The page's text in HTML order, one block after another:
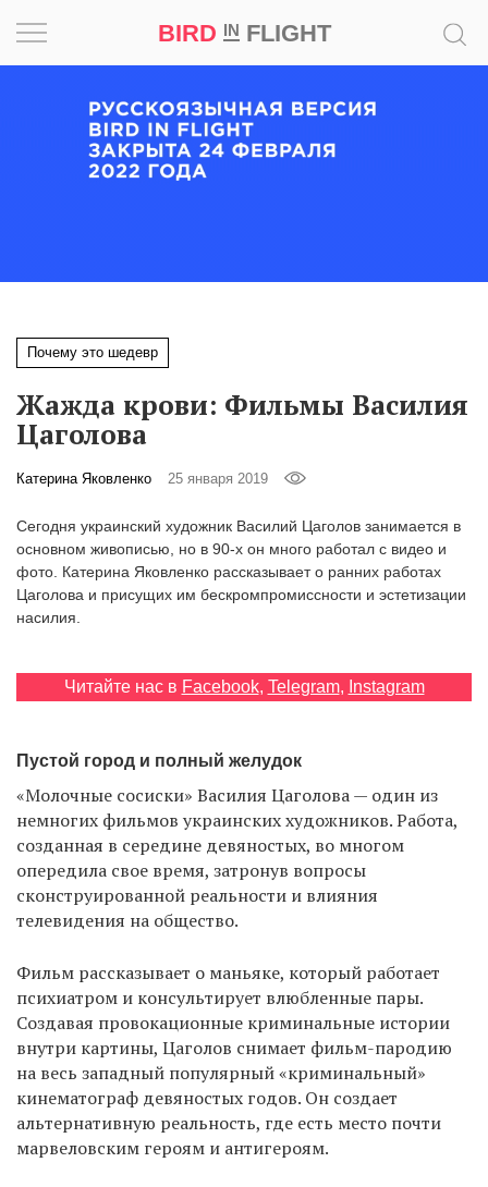
BIRD INFLIGHT
EN
UA
Почему это шедевр
Жажда крови: Фильмы Василия
Цаголова
Катерина Яковленко 25 января 2019
Сегодня украинский художник Василий Цаголов занимается в
основном живописью, но в 90-х он много работал с видео и
фото. Катерина Яковленко рассказывает о ранних работах
Цаголова и присущих им бескромпромиссности и эстетизации
насилия.
Читайте нас в Facebook, Telegram, Instagram
Пустой город и полный желудок
«Молочные сосиски» Василия Цаголова — один из
немногих фильмов украинских художников. Работа,
созданная в середине девяностых, во многом
опередила свое время, затронув вопросы
сконструированной реальности и влияния
телевидения на общество.
Фильм рассказывает о маньяке, который работает
психиатром и консультирует влюбленные пары.
Создавая провокационные криминальные истории
внутри картины, Цаголов снимает фильм-пародию
на весь западный популярный «криминальный»
кинематограф девяностых годов. Он создает
альтернативную реальность, где есть место почти
марвеловским героям и антигероям.